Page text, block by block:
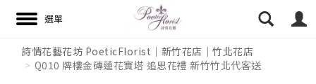
詩情花藝花坊 PoeticFlorist｜新竹花店｜竹北花店
Q010 牌樓金磚蓮花寶塔 追思花禮 新竹竹北代客送